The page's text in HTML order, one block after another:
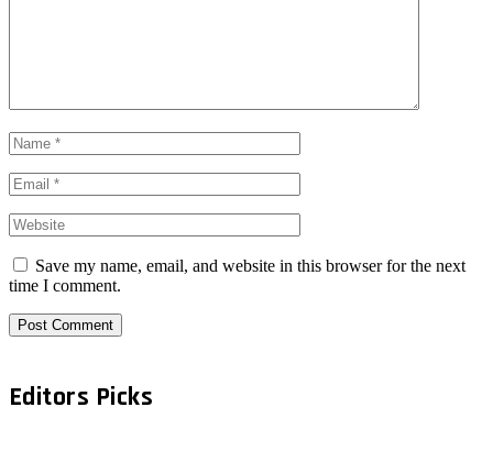
Save my name, email, and website in this browser for the next
time I comment.
Editors Picks